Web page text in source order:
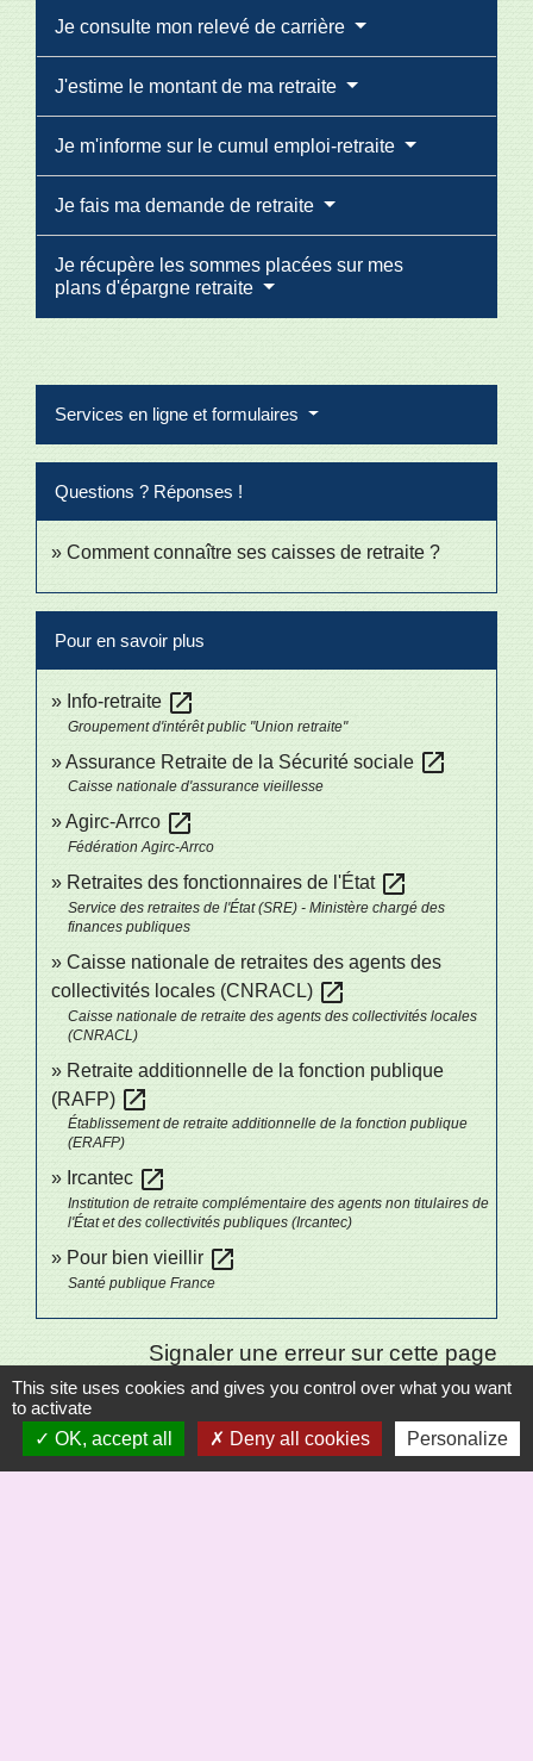
Je consulte mon relevé de carrière
J'estime le montant de ma retraite
Je m'informe sur le cumul emploi-retraite
Je fais ma demande de retraite
Je récupère les sommes placées sur mes
plans d'épargne retraite
Services en ligne et formulaires
Questions ? Réponses !
Comment connaître ses caisses de retraite ?
Pour en savoir plus
Info-retraite open_in_new
Groupement d'intérêt public "Union retraite"
Assurance Retraite de la Sécurité sociale open_in_new
Caisse nationale d'assurance vieillesse
Agirc-Arrco open_in_new
Fédération Agirc-Arrco
Retraites des fonctionnaires de l'État open_in_new
Service des retraites de l'État (SRE) - Ministère chargé des
finances publiques
Caisse nationale de retraites des agents des
collectivités locales (CNRACL) open_in_new
Caisse nationale de retraite des agents des collectivités locales
(CNRACL)
Retraite additionnelle de la fonction publique
(RAFP) open_in_new
Établissement de retraite additionnelle de la fonction publique
(ERAFP)
Ircantec open_in_new
Institution de retraite complémentaire des agents non titulaires de
l'État et des collectivités publiques (Ircantec)
Pour bien vieillir open_in_new
Santé publique France
Signaler une erreur sur cette page
This site uses cookies and gives you control over what you want
to activate
OK, accept all
Deny all cookies Personalize